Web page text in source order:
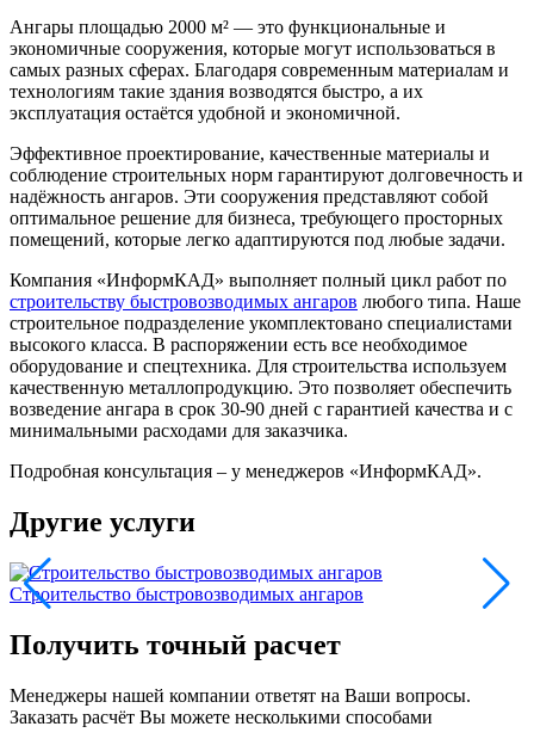
Ангары площадью 2000 м² — это функциональные и
экономичные сооружения, которые могут использоваться в
самых разных сферах. Благодаря современным материалам и
технологиям такие здания возводятся быстро, а их
эксплуатация остаётся удобной и экономичной.
Эффективное проектирование, качественные материалы и
соблюдение строительных норм гарантируют долговечность и
надёжность ангаров. Эти сооружения представляют собой
оптимальное решение для бизнеса, требующего просторных
помещений, которые легко адаптируются под любые задачи.
Компания «ИнформКАД» выполняет полный цикл работ по
строительству быстровозводимых ангаров любого типа. Наше
строительное подразделение укомплектовано специалистами
высокого класса. В распоряжении есть все необходимое
оборудование и спецтехника. Для строительства используем
качественную металлопродукцию. Это позволяет обеспечить
возведение ангара в срок 30-90 дней с гарантией качества и с
минимальными расходами для заказчика.
Подробная консультация – у менеджеров «ИнформКАД».
Другие услуги
Строительство быстровозводимых ангаров
Получить точный расчет
Менеджеры нашей компании ответят на Ваши вопросы.
Заказать расчёт Вы можете несколькими способами